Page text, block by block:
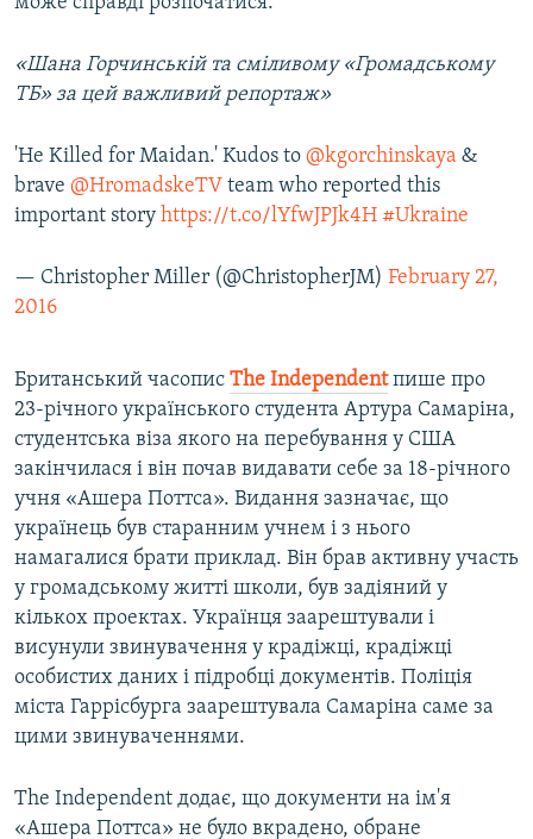
«Шана Горчинській та сміливому «Громадському
ТБ» за цей важливий репортаж»
'He Killed for Maidan.' Kudos to @kgorchinskaya &
brave @HromadskeTV team who reported this
important story https://t.co/lYfwJPJk4H #Ukraine
— Christopher Miller (@ChristopherJM) February 27,
2016
Британський часопис The Independentпише про
23-річного українського студента Артура Самаріна,
студентська віза якого на перебування у США
закінчилася і він почав видавати себе за 18-річного
учня «Ашера Поттса». Видання зазначає, що
українець був старанним учнем і з нього
намагалися брати приклад. Він брав активну участь
у громадському житті школи, був задіяний у
кількох проектах. Українця заарештували і
висунули звинувачення у крадіжці, крадіжці
особистих даних і підробці документів. Поліція
міста Гаррісбурга заарештувала Самаріна саме за
цими звинуваченнями.
The Independent додає, що документи на ім'я
«Ашера Поттса» не було вкрадено, обране